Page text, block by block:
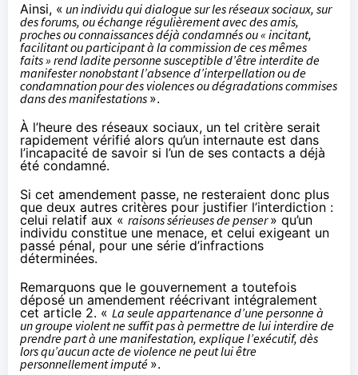
Ainsi, « un individu qui dialogue surles réseaux sociaux, sur
des forums, ou échange régulièrement avec des amis,
proches ou connaissances déjà condamnés ou « incitant,
facilitant ou participant à la commission de ces mêmes
faits » rend ladite personne susceptible d’être interdite de
manifester nonobstant l’absence d’interpellation ou de
condamnation pour des violences ou dégradations commises
dans des manifestations ».
À l’heure des réseaux sociaux, un tel critère serait
rapidement vérifié alors qu’un internaute est dans
l’incapacité de savoir si l’un de ses contacts a déjà
été condamné.
Si cet amendement passe, ne resteraient donc plus
que deux autres critères pour justifier l’interdiction :
celui relatif aux « raisons sérieuses de penser» qu’un
individu constitue une menace, et celui exigeant un
passé pénal, pour une série d’infractions
déterminées.
Remarquons que le gouvernement a toutefois
déposé un amendement réécrivant intégralement
cet article 2. « La seule appartenance d’une personne à
un groupe violent ne suffit pas à permettre de lui interdire de
prendre part à une manifestation, explique l’exécutif, dès
lors qu’aucun acte de violence ne peut lui être
personnellement imputé ».